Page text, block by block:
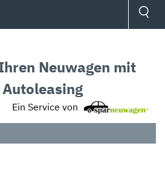
Neuwagen mit
Ein Service von